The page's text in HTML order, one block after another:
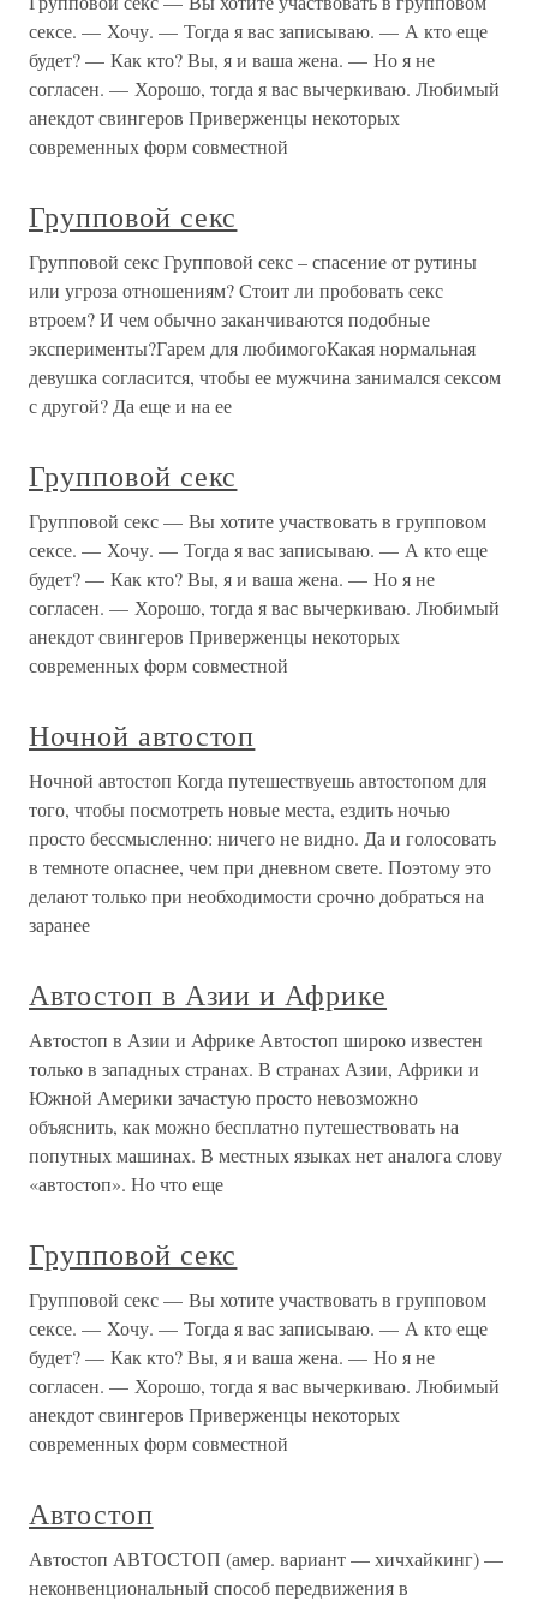
сексе. — Хочу. — Тогда я вас записываю. — А кто еще
будет? — Как кто? Вы, я и ваша жена. — Но я не
согласен. — Хорошо, тогда я вас вычеркиваю. Любимый
анекдот свингеров Приверженцы некоторых
современных форм совместной
Групповой секс
Групповой секс Групповой секс – спасение от рутины
или угроза отношениям? Стоит ли пробовать секс
втроем? И чем обычно заканчиваются подобные
эксперименты?Гарем для любимогоКакая нормальная
девушка согласится, чтобы ее мужчина занимался сексом
с другой? Да еще и на ее
Групповой секс
Групповой секс — Вы хотите участвовать в групповом
сексе. — Хочу. — Тогда я вас записываю. — А кто еще
будет? — Как кто? Вы, я и ваша жена. — Но я не
согласен. — Хорошо, тогда я вас вычеркиваю. Любимый
анекдот свингеров Приверженцы некоторых
современных форм совместной
Ночной автостоп
Ночной автостоп Когда путешествуешь автостопом для
того, чтобы посмотреть новые места, ездить ночью
просто бессмысленно: ничего не видно. Да и голосовать
в темноте опаснее, чем при дневном свете. Поэтому это
делают только при необходимости срочно добраться на
заранее
Автостоп в Азии и Африке
Автостоп в Азии и Африке Автостоп широко известен
только в западных странах. В странах Азии, Африки и
Южной Америки зачастую просто невозможно
объяснить, как можно бесплатно путешествовать на
попутных машинах. В местных языках нет аналога слову
«автостоп». Но что еще
Групповой секс
Групповой секс — Вы хотите участвовать в групповом
сексе. — Хочу. — Тогда я вас записываю. — А кто еще
будет? — Как кто? Вы, я и ваша жена. — Но я не
согласен. — Хорошо, тогда я вас вычеркиваю. Любимый
анекдот свингеров Приверженцы некоторых
современных форм совместной
Автостоп
Автостоп АВТОСТОП (амер. вариант — хичхайкинг) —
неконвенциональный способ передвижения в